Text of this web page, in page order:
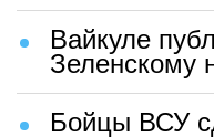
Вайкуле
Зеленскому
Бойцы ВСУ